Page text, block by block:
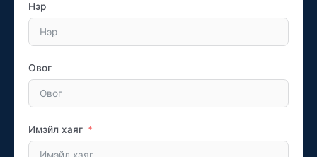
Нэр
Овог
Имэйл хаяг